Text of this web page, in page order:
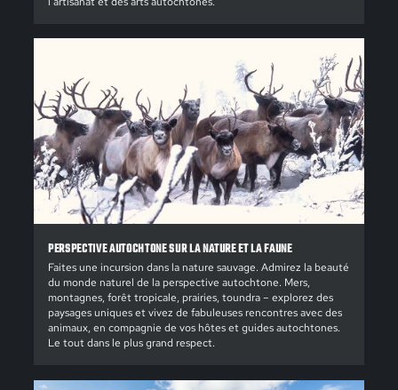
PERSPECTIVE AUTOCHTONE SUR LA NATURE ET LA FAUNE
Faites une incursion dans la nature sauvage. Admirez la beauté
du monde naturel de la perspective autochtone. Mers,
montagnes, forêt tropicale, prairies, toundra – explorez des
paysages uniques et vivez de fabuleuses rencontres avec des
animaux, en compagnie de vos hôtes et guides autochtones.
Le tout dans le plus grand respect.